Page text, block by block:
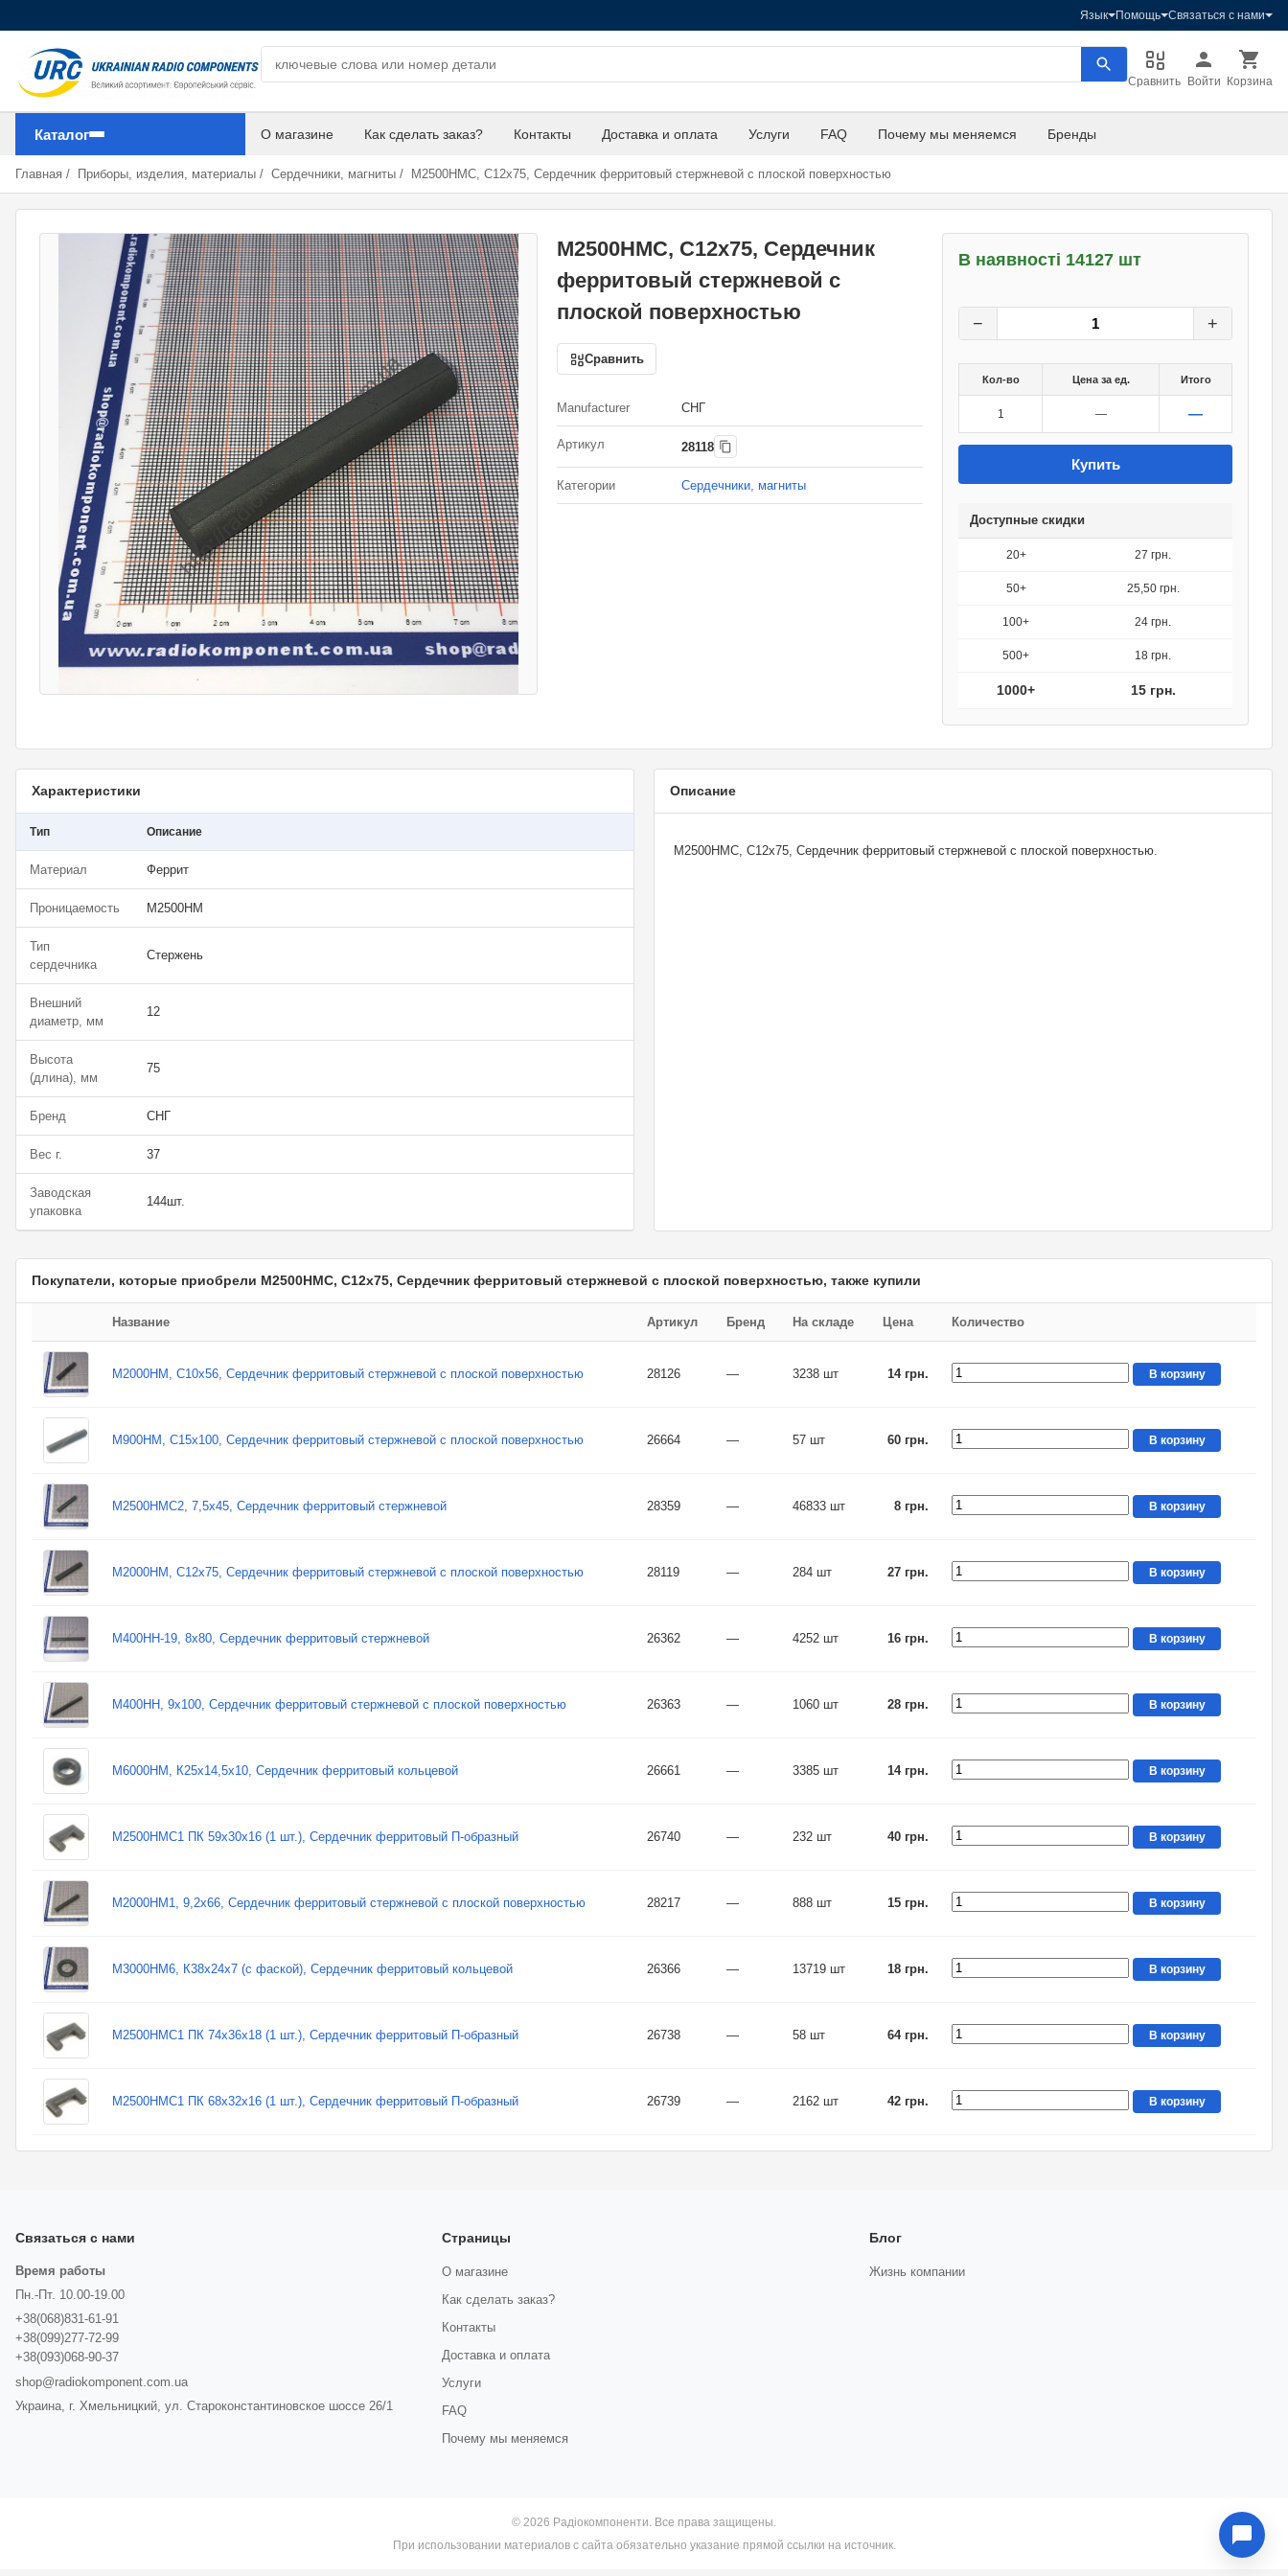
Язык Помощь Связаться с нами
Сравнить Войти Корзина
Каталог О магазине Как сделать заказ? Контакты Доставка и оплата Услуги FAQ Почему мы меняемся Бренды
Главная / Приборы, изделия, материалы / Сердечники, магниты / М2500НМС, С12х75, Сердечник ферритовый стержневой с плоской поверхностью
М2500НМС, С12х75, Сердечник
ферритовый стержневой с
плоской поверхностью
Сравнить
Manufacturer СНГ
Артикул 28118
Категории Сердечники, магниты
В наявності 14127 шт
− +
Кол-во Цена за ед. Итого
1 — —
Купить
Доступные скидки
20+ 27 грн.
50+ 25,50 грн.
100+ 24 грн.
500+ 18 грн.
1000+ 15 грн.
Характеристики
Тип Описание
Материал Феррит
Проницаемость М2500НМ
Тип
сердечника
Стержень
Внешний
диаметр, мм
12
Высота
(длина), мм
75
Бренд СНГ
Вес г. 37
Заводская
упаковка
144шт.
Описание
М2500НМС, С12х75, Сердечник ферритовый стержневой с плоской поверхностью.
Покупатели, которые приобрели М2500НМС, С12х75, Сердечник ферритовый стержневой с плоской поверхностью, также купили
Название Артикул Бренд На складе Цена Количество
М2000НМ, С10х56, Сердечник ферритовый стержневой с плоской поверхностью 28126 — 3238 шт 14 грн. В корзину
М900НМ, С15х100, Сердечник ферритовый стержневой с плоской поверхностью 26664 — 57 шт 60 грн. В корзину
М2500НМС2, 7,5х45, Сердечник ферритовый стержневой 28359 — 46833 шт 8 грн. В корзину
М2000НМ, С12х75, Сердечник ферритовый стержневой с плоской поверхностью 28119 — 284 шт 27 грн. В корзину
М400НН-19, 8х80, Сердечник ферритовый стержневой 26362 — 4252 шт 16 грн. В корзину
М400НН, 9х100, Сердечник ферритовый стержневой с плоской поверхностью 26363 — 1060 шт 28 грн. В корзину
М6000НМ, К25х14,5х10, Сердечник ферритовый кольцевой 26661 — 3385 шт 14 грн. В корзину
М2500НМC1 ПК 59х30х16 (1 шт.), Сердечник ферритовый П-образный 26740 — 232 шт 40 грн. В корзину
М2000НМ1, 9,2х66, Сердечник ферритовый стержневой с плоской поверхностью 28217 — 888 шт 15 грн. В корзину
М3000НМ6, К38х24х7 (с фаской), Сердечник ферритовый кольцевой 26366 — 13719 шт 18 грн. В корзину
М2500НМC1 ПК 74х36х18 (1 шт.), Сердечник ферритовый П-образный 26738 — 58 шт 64 грн. В корзину
М2500НМC1 ПК 68х32х16 (1 шт.), Сердечник ферритовый П-образный 26739 — 2162 шт 42 грн. В корзину
Связаться с нами
Время работы
Пн.-Пт. 10.00-19.00
+38(068)831-61-91
+38(099)277-72-99
+38(093)068-90-37
shop@radiokomponent.com.ua
Украина, г. Хмельницкий, ул. Староконстантиновское шоссе 26/1
Страницы
О магазине
Как сделать заказ?
Контакты
Доставка и оплата
Услуги
FAQ
Почему мы меняемся
Блог
Жизнь компании
© 2026 Радіокомпоненти. Все права защищены.
При использовании материалов с сайта обязательно указание прямой ссылки на источник.